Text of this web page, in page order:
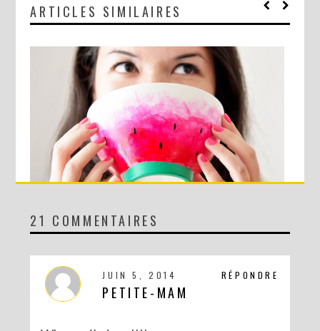
ARTICLES SIMILAIRES
DIY : LE BOL PASTÈQUE !
21 COMMENTAIRES
RÉPONDRE
JUIN 5, 2014
PETITE-MAM